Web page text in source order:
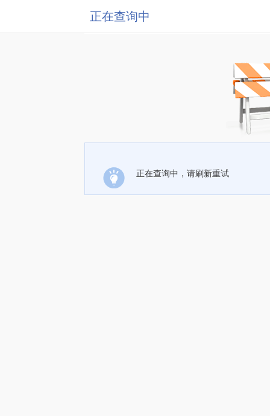
正在查询中
正在查询中，请刷新重试